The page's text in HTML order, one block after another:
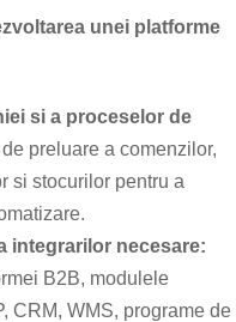
unei platforme
si a proceselor de
preluare a comenzilor,
si stocurilor pentru a
integrarilor necesare:
B2B, modulele
CRM, WMS, programe de